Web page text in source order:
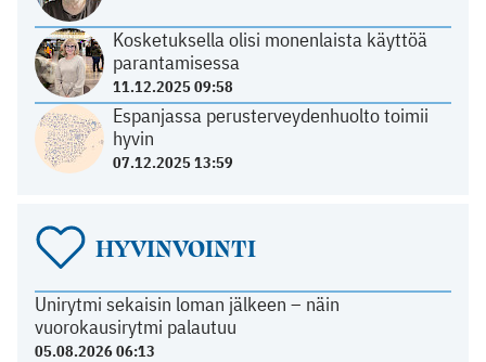
Kosketuksella olisi monenlaista käyttöä
parantamisessa
11.12.2025 09:58
Espanjassa perusterveydenhuolto toimii
hyvin
07.12.2025 13:59
HYVINVOINTI
Unirytmi sekaisin loman jälkeen – näin
vuorokausirytmi palautuu
05.08.2026 06:13